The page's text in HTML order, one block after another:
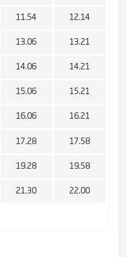
11.54 12.14
13.06 13.21
14.06 14.21
15.06 15.21
16.06 16.21
17.28 17.58
19.28 19.58
21.30 22.00